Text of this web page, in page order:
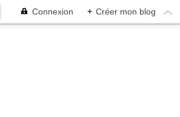
Connexion + Créer mon blog